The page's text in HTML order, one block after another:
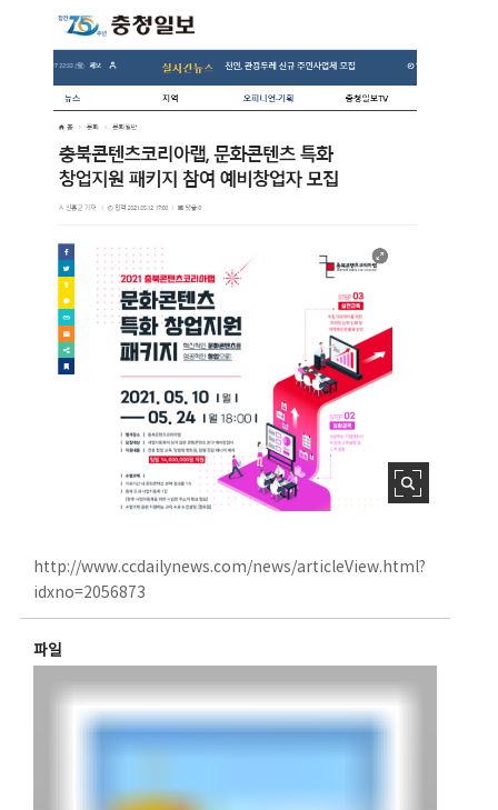
http://www.ccdailynews.com/news/articleView.html?
idxno=2056873
파일